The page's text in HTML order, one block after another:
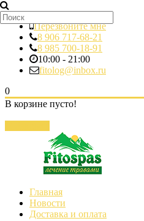
Перезвоните мне
8 906 717-68-21
8 985 700-18-91
10:00 - 21:00
fitolog@inbox.ru
0
В корзине пусто!
Главная
Новости
Доставка и оплата